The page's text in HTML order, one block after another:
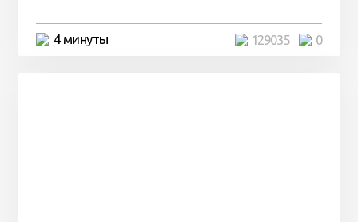
4 минуты 0
129035